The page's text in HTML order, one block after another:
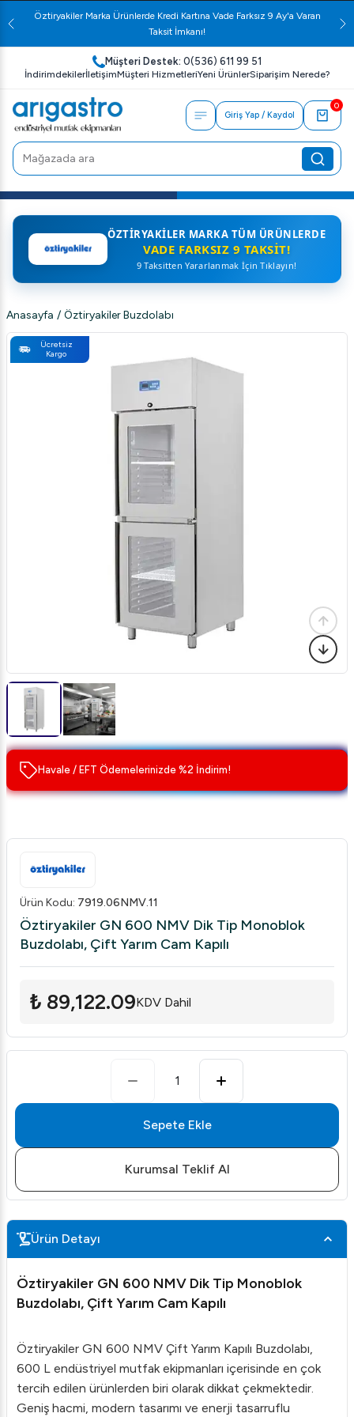
Öztiryakiler Marka Ürünlerde Kredi Kartına Vade Farksız 9 Ay'a Varan
Taksit İmkanı!
Müşteri Destek: 0(536) 611 99 51
İndirimdekilerİletişimMüşteri HizmetleriYeni ÜrünlerSiparişim Nerede?
Giriş Yap / Kaydol
0
ÖZTIRYAKILER MARKA TÜM ÜRÜNLERDE
VADE FARKSIZ 9 TAKSIT!
9 Taksitten Yararlanmak İçin Tıklayın!
Anasayfa / Öztiryakiler Buzdolabı
Ücretsiz
Kargo
Havale / EFT Ödemelerinizde %2 İndirim!
Ürün Kodu: 7919.06NMV.11
Öztiryakiler GN 600 NMV Dik Tip Monoblok
Buzdolabı, Çift Yarım Cam Kapılı
₺ 89,122.09KDV Dahil
1
Sepete Ekle
Kurumsal Teklif Al
Ürün Detayı
Öztiryakiler GN 600 NMV Dik Tip Monoblok
Buzdolabı, Çift Yarım Cam Kapılı
Öztiryakiler GN 600 NMV Çift Yarım Kapılı Buzdolabı,
600 L endüstriyel mutfak ekipmanları içerisinde en çok
tercih edilen ürünlerden biri olarak dikkat çekmektedir.
Geniş hacmi, modern tasarımı ve enerji tasarruflu